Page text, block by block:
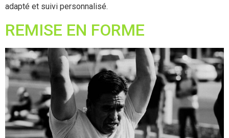
adapté et suivi personnalisé.
REMISE EN FORME